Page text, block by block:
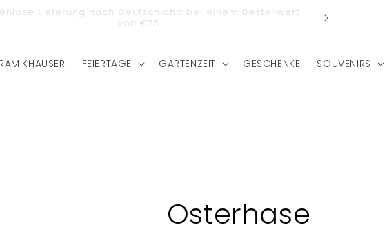
Lieferung nach Deutschland bei einem Bestellwert
von €75
FEIERTAGE GARTENZEIT GESCHENKE SOUVENIRS
Osterhase